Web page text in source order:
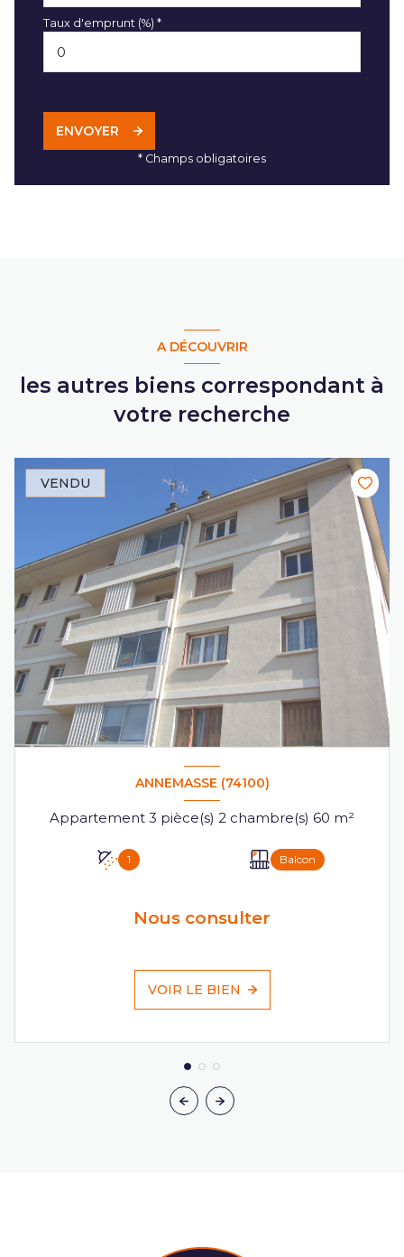
Taux d'emprunt (%) *
ENVOYER
* Champs obligatoires
A DÉCOUVRIR
les autres biens correspondant à
votre recherche
VENDU
ANNEMASSE (74100)
Appartement 3 pièce(s) 2 chambre(s) 60 m²
1 Balcon
Nous consulter
VOIR LE BIEN